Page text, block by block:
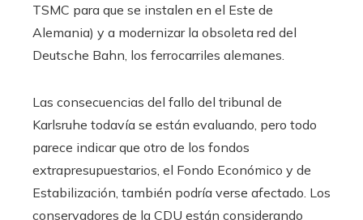
TSMC para que se instalen en el Este de
Alemania) y a modernizar la obsoleta red del
Deutsche Bahn, los ferrocarriles alemanes.
Las consecuencias del fallo del tribunal de
Karlsruhe todavía se están evaluando, pero todo
parece indicar que otro de los fondos
extrapresupuestarios, el Fondo Económico y de
Estabilización, también podría verse afectado. Los
conservadores de la CDU están considerando